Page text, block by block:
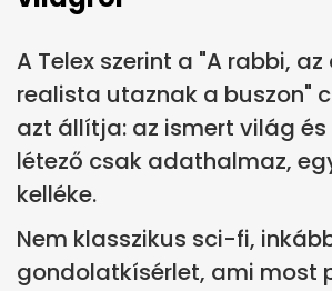
A Telex szerint a "A rabbi,
realista utaznak a buszon"
azt állítja: az ismert világ és
létező csak adathalmaz,
kelléke.
Nem klasszikus sci-fi,
gondolatkísérlet, ami most